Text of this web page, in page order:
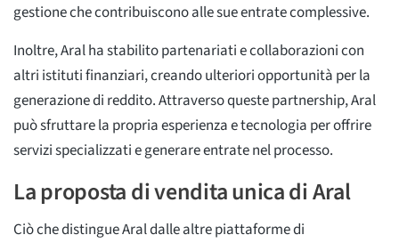
gestione che contribuiscono alle sue entrate complessive.
Inoltre, Aral ha stabilito partenariati e collaborazioni con
altri istituti finanziari, creando ulteriori opportunità per la
generazione di reddito. Attraverso queste partnership, Aral
può sfruttare la propria esperienza e tecnologia per offrire
servizi specializzati e generare entrate nel processo.
La proposta di vendita unica di Aral
Ciò che distingue Aral dalle altre piattaforme di